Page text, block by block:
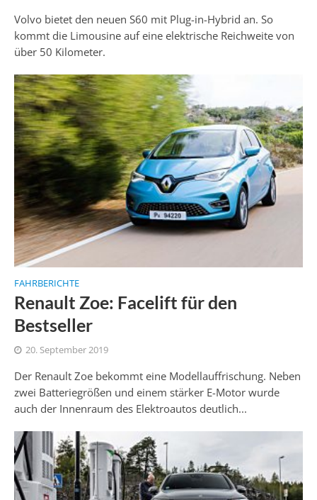
Volvo bietet den neuen S60 mit Plug-in-Hybrid an. So
kommt die Limousine auf eine elektrische Reichweite von
über 50 Kilometer.
FAHRBERICHTE
Renault Zoe: Facelift für den
Bestseller
20. September 2019
Der Renault Zoe bekommt eine Modellauffrischung. Neben
zwei Batteriegrößen und einem stärker E-Motor wurde
auch der Innenraum des Elektroautos deutlich...